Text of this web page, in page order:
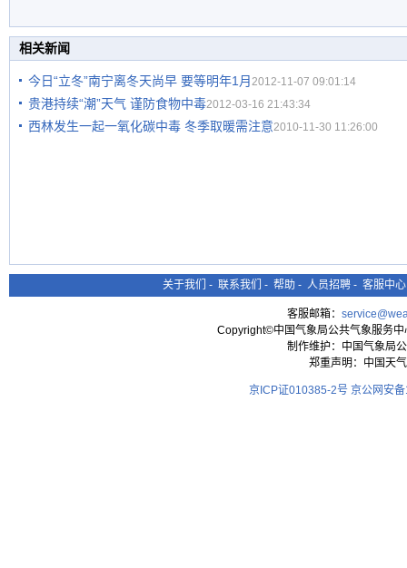
相关新闻
今日“立冬”南宁离冬天尚早 要等明年1月 2012-11-07 09:01:14
贵港持续“潮”天气 谨防食物中毒2012-03-16 21:43:34
西林发生一起一氧化碳中毒 冬季取暖需注意2010-11-30 11:26:00
关于我们 - 联系我们 - 帮助 - 人员招聘 - 客服中心
客服邮箱：
Copyright©中国气象局公共气象服务
制作维护：中国气象局
郑重声明：中国天
京ICP证010385-2号 京公网安